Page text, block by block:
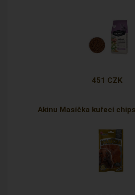
451 CZK
Akinu Masíčka kuřecí